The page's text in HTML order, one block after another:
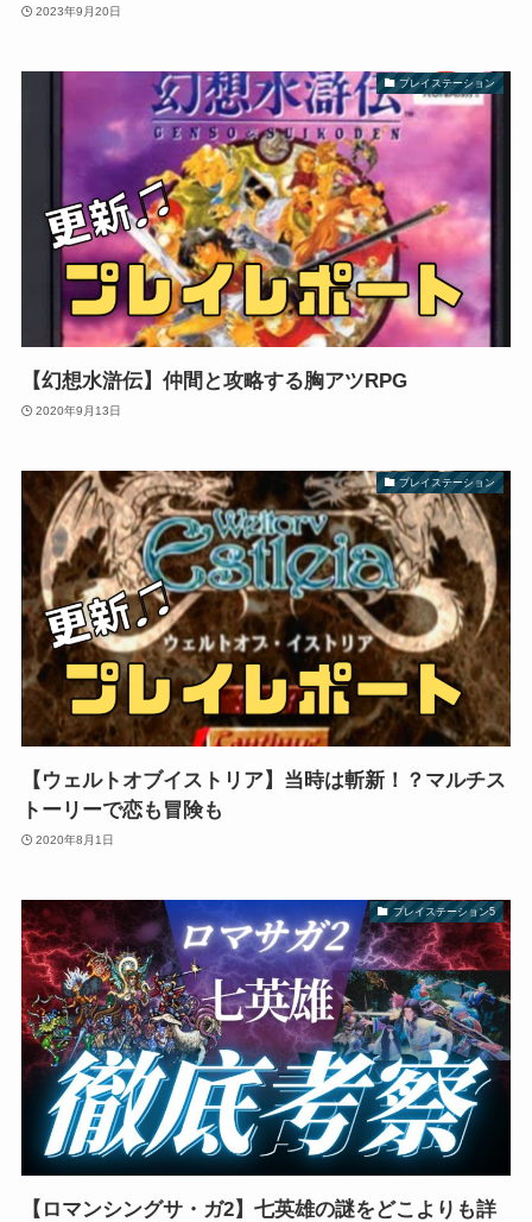
2023年9月20日
プレイステーション
【幻想水滸伝】仲間と攻略する胸アツRPG
2020年9月13日
プレイステーション
【ウェルトオブイストリア】当時は斬新！？マルチス
トーリーで恋も冒険も
2020年8月1日
プレイステーション5
【ロマンシングサ・ガ2】七英雄の謎をどこよりも詳